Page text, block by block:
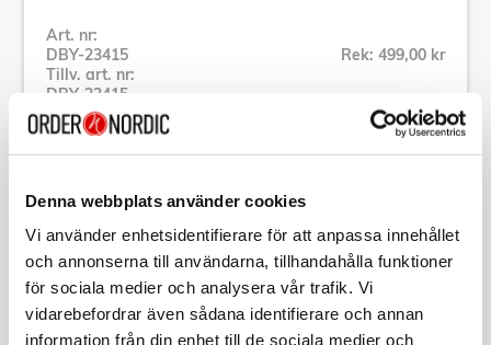
Denna webbplats använder cookies
Vi använder enhetsidentifierare för att anpassa innehållet
och annonserna till användarna, tillhandahålla funktioner
för sociala medier och analysera vår trafik. Vi
vidarebefordrar även sådana identifierare och annan
information från din enhet till de sociala medier och
Art. nr:
DBY-23415
Tillv. art. nr:
DBY-23415
Rek: 499,00 kr
Se alla produkter inom Byron
Specifikation
Beskrivning
Art. nr:DBY-23415